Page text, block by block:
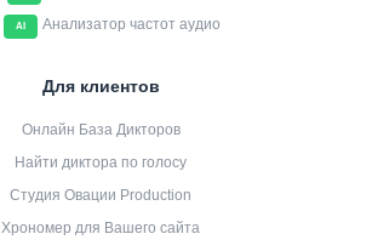
AI Анализатор частот аудио
Для клиентов
Онлайн База Дикторов
Найти диктора по голосу
Студия Овации Production
Хрономер для Вашего сайта